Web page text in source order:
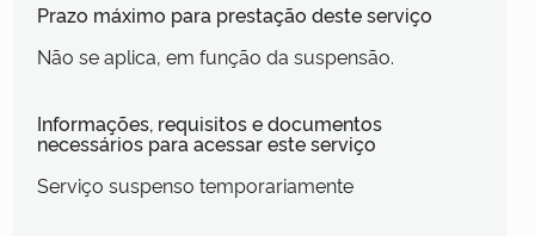
Prazo máximo para prestação deste serviço
Não se aplica, em função da suspensão.
Informações, requisitos e documentos
necessários para acessar este serviço
Serviço suspenso temporariamente